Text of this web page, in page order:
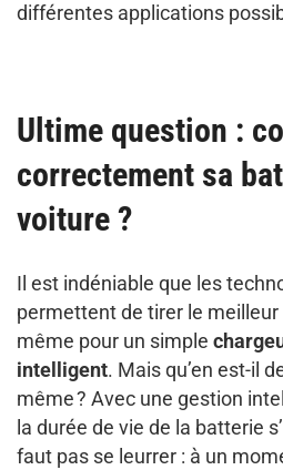
différentes applications
Ultime question :
correctement sa
voiture ?
Il est indéniable que les
permettent de tirer le
même pour un simple
intelligent. Mais qu’en est-il
même ? Avec une gestion
la durée de vie de la batterie
faut pas se leurrer : à un